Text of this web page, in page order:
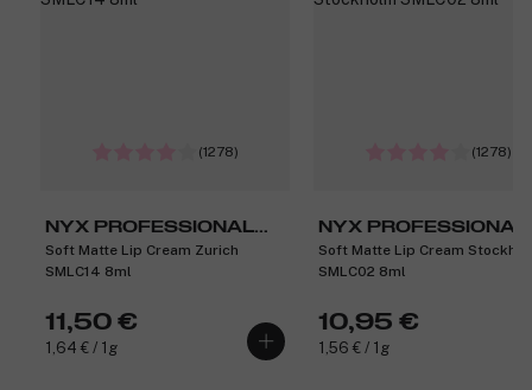
(1278)
NYX PROFESSIONAL
MAKEUP
Soft Matte Lip Cream Zurich
SMLC14 8ml
11,50 €
1,64 € / 1g
(1278)
NYX PROFESSIONAL
MAKEUP
Soft Matte Lip Cream
SMLC02 8ml
10,95 €
1,56 € / 1g